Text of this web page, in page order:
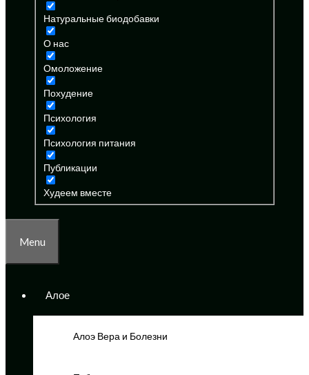
Натуральные биодобавки
О нас
Омоложение
Похудение
Психология
Психология питания
Публикации
Худеем вместе
Menu
Алое
Алоэ Вера и Болезни